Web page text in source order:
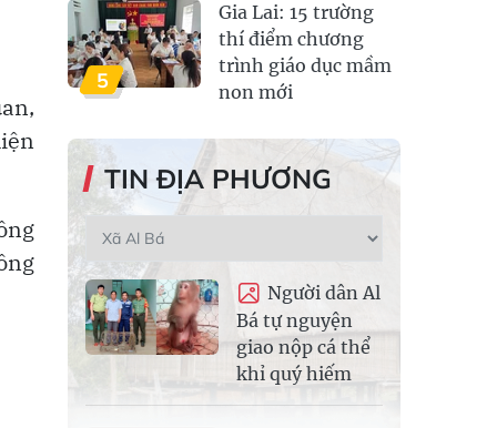
5
Gia Lai: 15 trường
thí điểm chương
trình giáo dục mầm
non mới
TIN ĐỊA PHƯƠNG
Người dân Al
Bá tự nguyện
giao nộp cá thể
khỉ quý hiếm